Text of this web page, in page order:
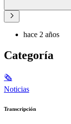
hace 2 años
Categoría
🗞
Noticias
Transcripción